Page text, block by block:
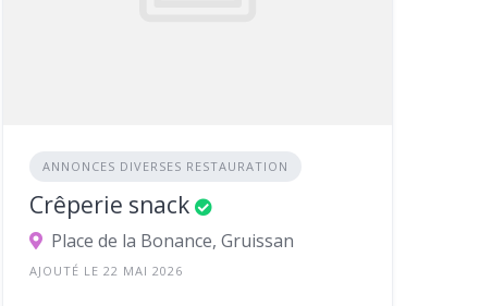
ANNONCES DIVERSES RESTAURATION
Crêperie snack
Place de la Bonance, Gruissan
AJOUTÉ LE 22 MAI 2026